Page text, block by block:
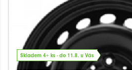
Skladem 4+ ks - do 11.8. u Vás